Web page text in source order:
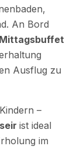
An Bord
Mittagsbuffet
Ausflug zu
–
ist ideal
im